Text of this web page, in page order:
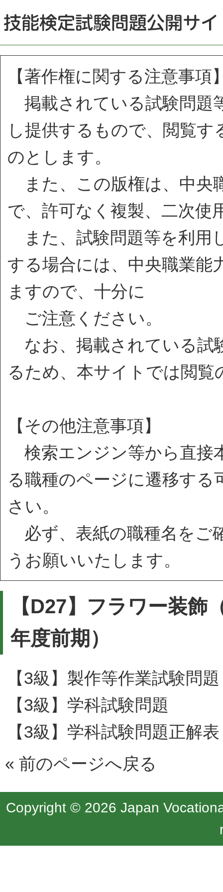
【著作権に関する注意事項
掲載されている試験問題
し提供するもので、閲覧
のとします。
また、この版権は、中央
で、許可なく複製、二次使
また、試験問題等を利用
する場合には、中央職業能
ますので、十分に
ご注意ください。
なお、掲載されている試
るため、本サイトでは閲
【その他注意事項】
検索エンジン等から直接
る職種のページに遷移す
さい。
必ず、表紙の職種名をご
うお願いいたします。
【D27】フラワー装飾
年度前期）
【3級】製作等作業試験問題
【3級】学科試験問題
【3級】学科試験問題正解表
« 前のページへ戻る
Copyright © 2026 Japan